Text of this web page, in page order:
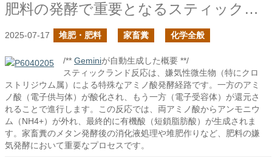
肥料の発酵で重要となるスティックランド反応
2025-07-17 堆肥・肥料 家畜糞 化学全般
/** Geminiが自動生成した概要 **/
スティックランド反応は、嫌気性微生物（特にクロ
ストリジウム属）による特殊なアミノ酸発酵経路です。一方のアミ
ノ酸（電子供与体）が酸化され、もう一方（電子受容体）が還元さ
れることで進行します。この反応では、両アミノ酸からアンモニウ
ム（NH4+）が外れ、最終的に有機酸（短鎖脂肪酸）が生成されま
す。家畜糞のメタン発酵後の消化液処理や堆肥作りなど、肥料の嫌
気発酵において重要なプロセスです。